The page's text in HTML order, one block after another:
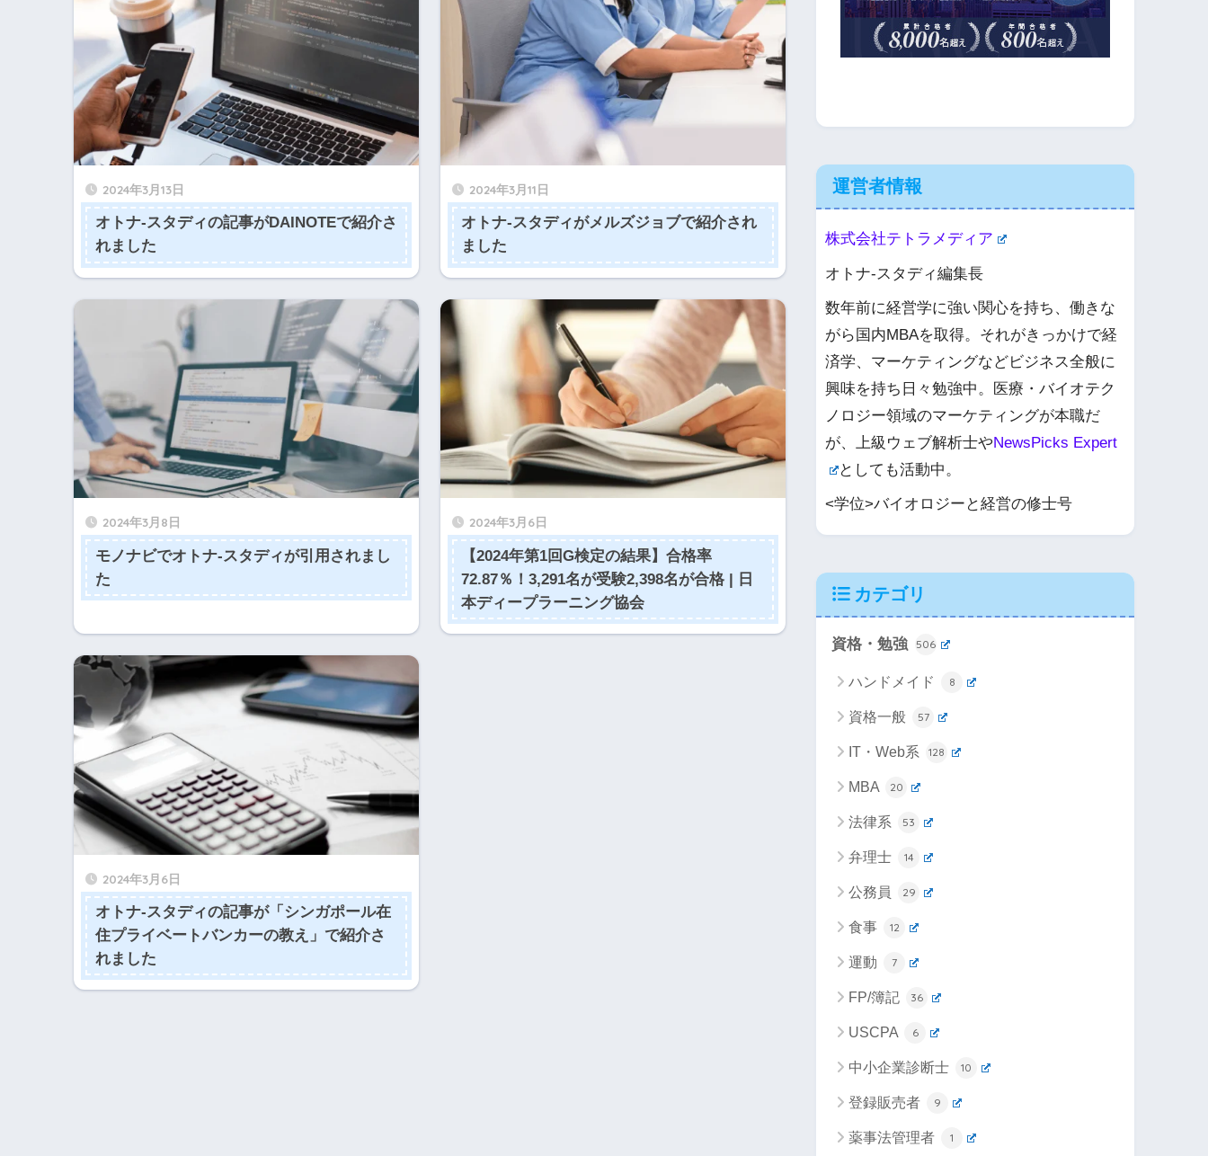
2024年3月13日
オトナ-スタディの記事がDAINOTEで紹介さ
れました
2024年3月11日
オトナ-スタディがメルズジョブで紹介され
ました
2024年3月8日
モノナビでオトナ-スタディが引用されまし
た
2024年3月6日
【2024年第1回G検定の結果】合格率
72.87％！3,291名が受験2,398名が合格 | 日
本ディープラーニング協会
2024年3月6日
オトナ-スタディの記事が「シンガポール在
住プライベートバンカーの教え」で紹介さ
れました
運営者情報
株式会社テトラメディア
オトナ-スタディ編集長
数年前に経営学に強い関心を持ち、働きな
がら国内MBAを取得。それがきっかけで経
済学、マーケティングなどビジネス全般に
興味を持ち日々勉強中。医療・バイオテク
ノロジー領域のマーケティングが本職だ
が、上級ウェブ解析士やNewsPicks Expert
としても活動中。
<学位>バイオロジーと経営の修士号
カテゴリ
資格・勉強 506
ハンドメイド 8
資格一般 57
IT・Web系 128
MBA 20
法律系 53
弁理士 14
公務員 29
食事 12
運動 7
FP/簿記 36
USCPA 6
中小企業診断士 10
登録販売者 9
薬事法管理者 1